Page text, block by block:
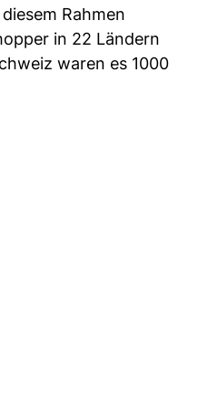
Rahmen
in 22 Ländern
waren es 1000